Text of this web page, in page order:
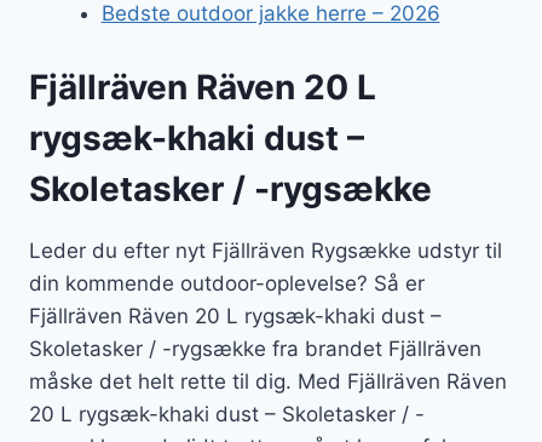
Bedste outdoor jakke herre – 2026
Fjällräven Räven 20 L
rygsæk-khaki dust –
Skoletasker / -rygsække
Leder du efter nyt Fjällräven Rygsække udstyr til
din kommende outdoor-oplevelse? Så er
Fjällräven Räven 20 L rygsæk-khaki dust –
Skoletasker / -rygsække fra brandet Fjällräven
måske det helt rette til dig. Med Fjällräven Räven
20 L rygsæk-khaki dust – Skoletasker / -